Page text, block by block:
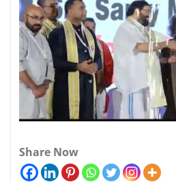
Share Now